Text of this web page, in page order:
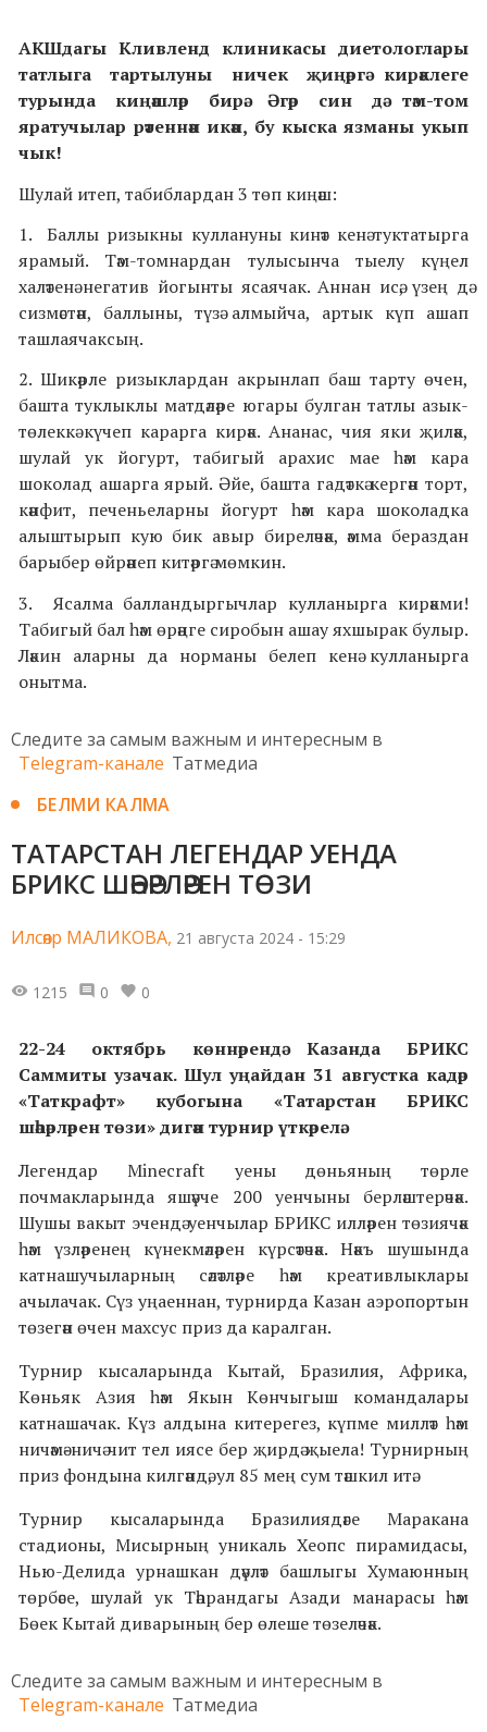
АКШдагы Кливленд клиникасы диетологлары
татлыга тартылуны ничек җиңәргә кирәклеге
турында киңәшләр бирә. Әгәр син дә тәм-том
яратучылар рәтеннән икән, бу кыска язманы укып
чык!
Шулай итеп, табиблардан 3 төп киңәш:
1. Баллы ризыкны куллануны кинәт кенә туктатырга
ярамый. Тәм-томнардан тулысынча тыелу күңел
халәтенә негатив йогынты ясаячак. Аннан исә, үзең дә
сизмәстән, баллыны, түзә алмыйча, артык күп ашап
ташлаячаксың.
2. Шикәрле ризыклардан акрынлап баш тарту өчен,
башта туклыклы матдәләре югары булган татлы азык-
төлеккә күчеп карарга кирәк. Ананас, чия яки җиләк,
шулай ук йогурт, табигый арахис мае һәм кара
шоколад ашарга ярый. Әйе, башта гадәткә кергән торт,
кәнфит, печеньеларны йогурт һәм кара шоколадка
алыштырып кую бик авыр биреләчәк, әмма бераздан
барыбер өйрәнеп китәргә мөмкин.
3. Ясалма балландыргычлар кулланырга кирәкми!
Табигый бал һәм өрәңге сиробын ашау яхшырак булыр.
Ләкин аларны да норманы белеп кенә кулланырга
онытма.
Следите за самым важным и интересным в
Telegram-канале Татмедиа
БЕЛМИ КАЛМА
ТАТАРСТАН ЛЕГЕНДАР УЕНДА
БРИКС ШӘҺӘРЛӘРЕН ТӨЗИ
Илсөяр МАЛИКОВА, 21 августа 2024 - 15:29
1215 0 0
22-24 октябрь көннәрендә Казанда БРИКС
Саммиты узачак. Шул уңайдан 31 августка кадәр
«Таткрафт» кубогына «Татарстан БРИКС
шәһәрләрен төзи» дигән турнир үткәрелә.
Легендар Minecraft уены дөньяның төрле
почмакларында яшәүче 200 уенчыны берләштерәчәк.
Шушы вакыт эчендә уенчылар БРИКС илләрен төзиячәк
һәм үзләренең күнекмәләрен күрсәтәчәк. Нәкъ шушында
катнашучыларның сәләтләре һәм креативлыклары
ачылачак. Сүз уңаеннан, турнирда Казан аэропортын
төзегән өчен махсус приз да каралган.
Турнир кысаларында Кытай, Бразилия, Африка,
Көньяк Азия һәм Якын Көнчыгыш командалары
катнашачак. Күз алдына китерегез, күпме милләт һәм
ничәмә-ничә чит тел иясе бер җирдә җыела! Турнирның
приз фондына килгәндә, ул 85 мең сум тәшкил итә.
Турнир кысаларында Бразилиядәге Маракана
стадионы, Мисырның уникаль Хеопс пирамидасы,
Нью-Делида урнашкан дәүләт башлыгы Хумаюнның
төрбәсе, шулай ук Тәһрандагы Азади манарасы һәм
Бөек Кытай диварының бер өлеше төзеләчәк.
Следите за самым важным и интересным в
Telegram-канале Татмедиа